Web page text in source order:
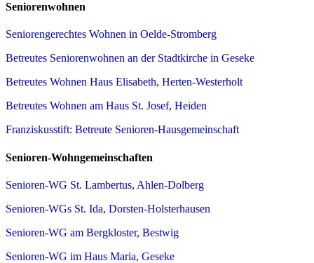
Seniorenwohnen
Seniorengerechtes Wohnen in Oelde-Stromberg
Betreutes Seniorenwohnen an der Stadtkirche in Geseke
Betreutes Wohnen Haus Elisabeth, Herten-Westerholt
Betreutes Wohnen am Haus St. Josef, Heiden
Franziskusstift: Betreute Senioren-Hausgemeinschaft
Senioren-Wohngemeinschaften
Senioren-WG St. Lambertus, Ahlen-Dolberg
Senioren-WGs St. Ida, Dorsten-Holsterhausen
Senioren-WG am Bergkloster, Bestwig
Senioren-WG im Haus Maria, Geseke